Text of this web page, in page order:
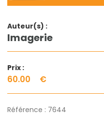
Auteur(s) :
Imagerie
Prix :
60.00 €
Référence : 7644